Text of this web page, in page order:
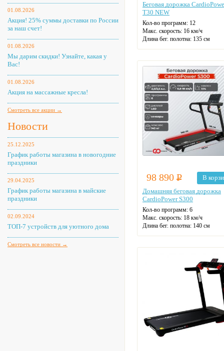
01.08.2026
Акция! 25% суммы доставки по России
за наш счет!
01.08.2026
Мы дарим скидки! Узнайте, какая у
Вас!
01.08.2026
Акция на массажные кресла!
Смотреть все акции →
Новости
25.12.2025
График работы магазина в новогодние
праздники
29.04.2025
График работы магазина в майские
праздники
02.09.2024
ТОП-7 устройств для уютного дома
Смотреть все новости →
Беговая дорожка
T30 NEW
Кол-во программ: 12
Макс. скорость: 16 км/ч
Длина бег. полотна: 135 см
Датчики пульса
Регулировка угла наклона
Цвет: черный
98 890 Р
В
Домашняя беговая дорожка
CardioPower S300
Кол-во программ: 6
Макс. скорость: 18 км/ч
Длина бег. полотна: 140 см
Датчики пульса